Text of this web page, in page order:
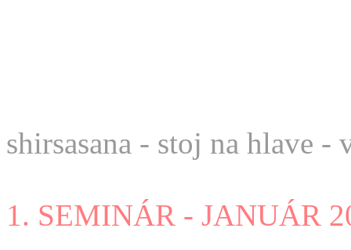
shirsasana - stoj na hlave -
1. SEMINÁR - JANUÁR